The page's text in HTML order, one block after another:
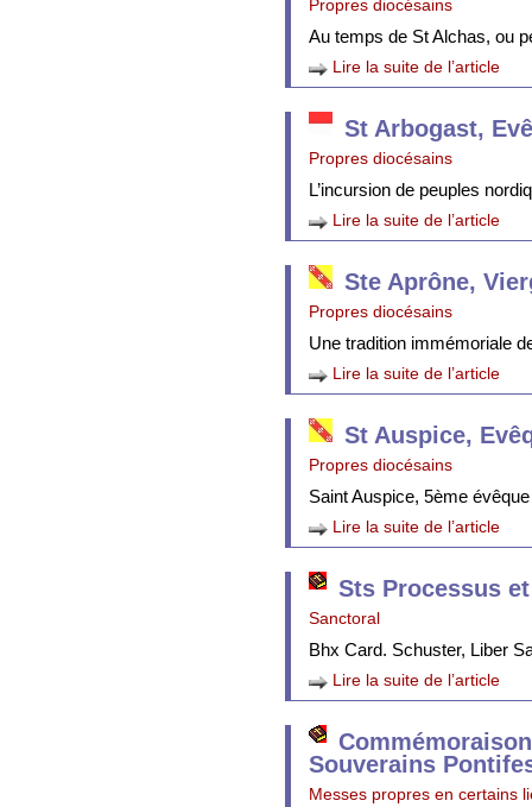
Propres diocésains
Au temps de St Alchas, ou
Lire la suite de l’article
St Arbogast,
Propres diocésains
L’incursion de peuples
Lire la suite de l’article
Ste Aprône,
Propres diocésains
Une tradition immémoriale
Lire la suite de l’article
St Auspice,
Propres diocésains
Saint Auspice, 5ème
Lire la suite de l’article
Sts Processus
Sanctoral
Bhx Card. Schuster, Liber
Lire la suite de l’article
Souverains
Messes propres en certains